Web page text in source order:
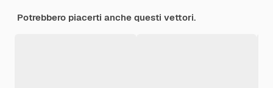
Potrebbero piacerti anche questi vettori.